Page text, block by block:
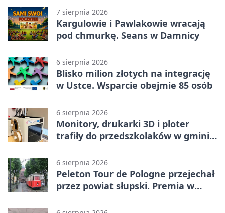
7 sierpnia 2026
Kargulowie i Pawlakowie wracają
pod chmurkę. Seans w Damnicy
6 sierpnia 2026
Blisko milion złotych na integrację
w Ustce. Wsparcie obejmie 85 osób
6 sierpnia 2026
Monitory, drukarki 3D i ploter
trafiły do przedszkolaków w gminie
6 sierpnia 2026
Peleton Tour de Pologne przejechał
przez powiat słupski. Premia w